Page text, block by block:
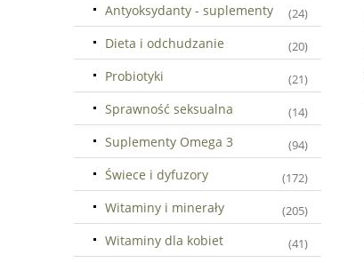
Antyoksydanty - suplementy (24)
Dieta i odchudzanie (20)
Probiotyki (21)
Sprawność seksualna (14)
Suplementy Omega 3 (94)
Świece i dyfuzory (172)
Witaminy i minerały (205)
Witaminy dla kobiet (41)